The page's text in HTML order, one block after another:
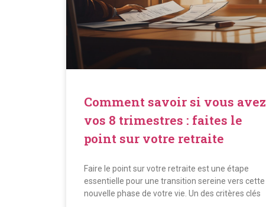
Comment savoir si vous avez
vos 8 trimestres : faites le
point sur votre retraite
Faire le point sur votre retraite est une étape
essentielle pour une transition sereine vers cette
nouvelle phase de votre vie. Un des critères clés